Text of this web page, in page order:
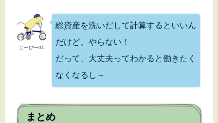
じーぴー01
総資産を洗いだして計算するといいん
だけど、やらない！
だって、大丈夫ってわかると働きたく
なくなるし～
まとめ